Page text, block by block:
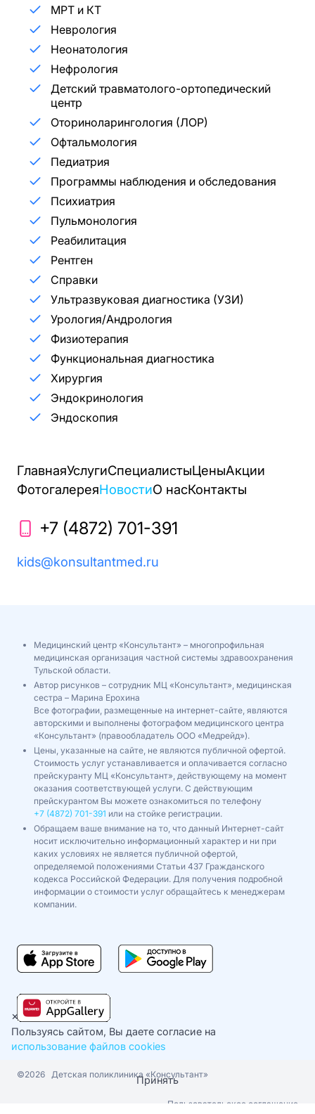
МРТ и КТ
Неврология
Неонатология
Нефрология
Детский травматолого-ортопедический
центр
Оториноларингология (ЛОР)
Офтальмология
Педиатрия
Программы наблюдения и обследования
Психиатрия
Пульмонология
Реабилитация
Рентген
Справки
Ультразвуковая диагностика (УЗИ)
Урология/Андрология
Физиотерапия
Функциональная диагностика
Хирургия
Эндокринология
Эндоскопия
ГлавнаяУслугиСпециалистыЦеныАкции
ФотогалереяНовостиО насКонтакты
+7 (4872) 701-391
kids@konsultantmed.ru
Медицинский центр «Консультант» – многопрофильная
медицинская организация частной системы здравоохранения
Тульской области.
Автор рисунков – сотрудник МЦ «Консультант», медицинская
сестра – Марина Ерохина
Все фотографии, размещенные на интернет-сайте, являются
авторскими и выполнены фотографом медицинского центра
«Консультант» (правообладатель ООО «Медрейд»).
Цены, указанные на сайте, не являются публичной офертой.
Стоимость услуг устанавливается и оплачивается согласно
прейскуранту МЦ «Консультант», действующему на момент
оказания соответствующей услуги. С действующим
прейскурантом Вы можете ознакомиться по телефону
+7 (4872) 701-391 или на стойке регистрации.
Обращаем ваше внимание на то, что данный Интернет-сайт
носит исключительно информационный характер и ни при
каких условиях не является публичной офертой,
определяемой положениями Статьи 437 Гражданского
кодекса Российской Федерации. Для получения подробной
информации о стоимости услуг обращайтесь к менеджерам
компании.
©2026 Детская поликлиника «Консультант»
Пользовательское соглашение
×
Пользуясь сайтом, Вы даете согласие на
использование файлов cookies
Принять